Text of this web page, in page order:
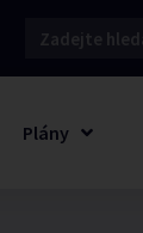
Plány